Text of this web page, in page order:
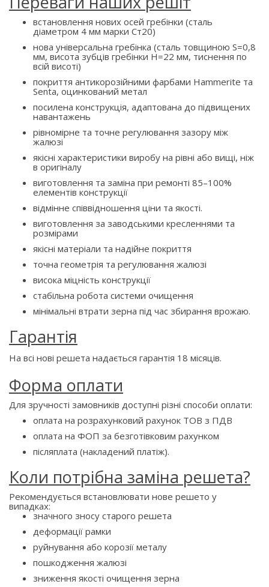
встановлення нових осей гребінки (сталь
діаметром 4 мм марки Ст20)
нова універсальна гребінка (сталь товщиною S=0,8
мм, висота зубців гребінки H=22 мм, тиснення по
всій висоті)
покриття антикорозійними фарбами Hammerite та
Senta, оцинкований метал
посилена конструкція, адаптована до підвищених
навантажень
рівномірне та точне регулювання зазору між
жалюзі
якісні характеристики виробу на рівні або вищі, ніж
в оригіналу
виготовлення та заміна при ремонті 85–100%
елементів конструкції
відмінне співвідношення ціни та якості.
виготовлення за заводськими кресленнями та
розмірами
якісні матеріали та надійне покриття
точна геометрія та регулювання жалюзі
висока міцність конструкції
стабільна робота системи очищення
мінімальні втрати зерна під час збирання врожаю.
Гарантія
На всі нові решета надається гарантія 18 місяців.
Форма оплати
Для зручності замовників доступні різні способи оплати:
оплата на розрахунковий рахунок ТОВ з ПДВ
оплата на ФОП за безготівковим рахунком
післяплата (накладений платіж).
Коли потрібна заміна решета?
Рекомендується встановлювати нове решето у
випадках:
значного зносу старого решета
деформації рамки
руйнування або корозії металу
пошкодження жалюзі
зниження якості очищення зерна